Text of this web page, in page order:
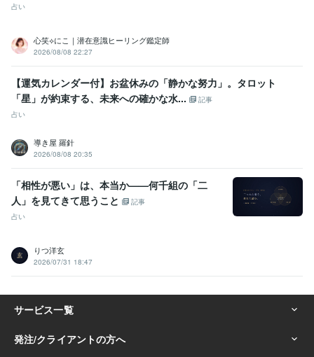
恋愛 仕事 人間関係 開運
悩み相談・カウンセリング
恋愛 仕事 子育て 人間関係
占い
心笑⟡にこ｜潜在意識ヒーリング鑑定師
2026/08/08 22:27
【運気カレンダー付】お盆休みの「静かな努力」。タロット
「星」が約束する、未来への確かな水...
記事
占い
導き屋 羅針
2026/08/08 20:35
「相性が悪い」は、本当か——何千組の「二
人」を見てきて思うこと
記事
占い
りつ洋玄
2026/07/31 18:47